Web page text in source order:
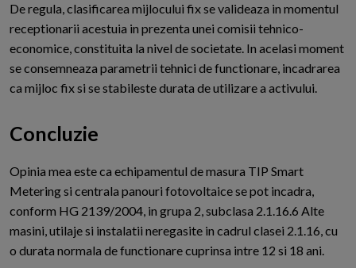
De regula, clasificarea mijlocului fix se valideaza in momentul
receptionarii acestuia in prezenta unei comisii tehnico-
economice, constituita la nivel de societate. In acelasi moment
se consemneaza parametrii tehnici de functionare, incadrarea
ca mijloc fix si se stabileste durata de utilizare a activului.
Concluzie
Opinia mea este ca echipamentul de masura TIP Smart
Metering si centrala panouri fotovoltaice se pot incadra,
conform HG 2139/2004, in grupa 2, subclasa 2.1.16.6 Alte
masini, utilaje si instalatii neregasite in cadrul clasei 2.1.16, cu
o durata normala de functionare cuprinsa intre 12 si 18 ani.